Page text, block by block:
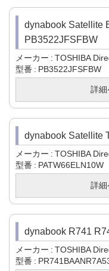
dynabook Satellite
PB3522JFSFBW
メーカー TOSHIBA
型番
PB3522JFSFBW
詳細
dynabook Satellite
メーカー TOSHIBA
型番
PATW66ELN10W
詳細
dynabook R741
メーカー TOSHIBA
型番